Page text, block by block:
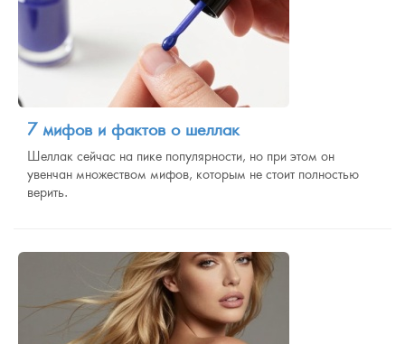
7 мифов и фактов о шеллак
Шеллак сейчас на пике популярности, но при этом он
увенчан множеством мифов, которым не стоит полностью
верить.